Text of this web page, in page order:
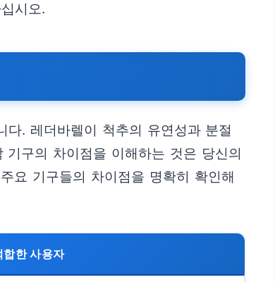
시오.
. 레더바렐이 척추의 유연성과 분절
구의 차이점을 이해하는 것은 당신의
요 기구들의 차이점을 명확히 확인해
합한 사용자